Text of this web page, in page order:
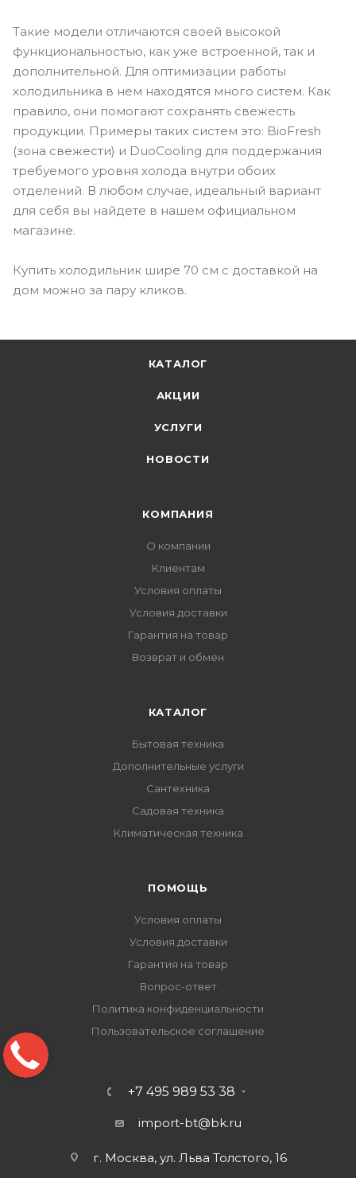
Такие модели отличаются своей высокой
функциональностью, как уже встроенной, так и
дополнительной. Для оптимизации работы
холодильника в нем находятся много систем. Как
правило, они помогают сохранять свежесть
продукции. Примеры таких систем это: BioFresh
(зона свежести) и DuoCooling для поддержания
требуемого уровня холода внутри обоих
отделений. В любом случае, идеальный вариант
для себя вы найдете в нашем официальном
магазине.
Купить холодильник шире 70 см с доставкой на
дом можно за пару кликов.
КАТАЛОГ
АКЦИИ
УСЛУГИ
НОВОСТИ
КОМПАНИЯ
О компании
Клиентам
Условия оплаты
Условия доставки
Гарантия на товар
Возврат и обмен
КАТАЛОГ
Бытовая техника
Дополнительные услуги
Сантехника
Садовая техника
Климатическая техника
ПОМОЩЬ
Условия оплаты
Условия доставки
Гарантия на товар
Вопрос-ответ
Политика конфиденциальности
Пользовательское соглашение
+7 495 989 53 38
import-bt@bk.ru
г. Москва, ул. Льва Толстого, 16